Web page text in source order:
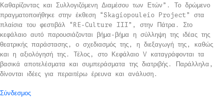
Καθαρίζοντας και Συλλογιζόμενη Διαμέσου των Ετών”. Το δρώμενο
πραγματοποιήθηκε στην έκθεση “Skagiopouleio Project” στα
πλαίσια του φεστιβάλ “RE-Culture III”, στην Πάτρα. Στο
κεφάλαιο αυτό παρουσιάζονται βήμα-βήμα η σύλληψη της ιδέας της
θεατρικής παράστασης, ο σχεδιασμός της, η διεξαγωγή της, καθώς
και η αξιολόγησή της. Τέλος, στο Κεφάλαιο V καταγράφονται τα
βασικά αποτελέσματα και συμπεράσματα της διατριβής. Παράλληλα,
δίνονται ιδέες για περαιτέρω έρευνα και ανάλυση.
Σύνδεσμος